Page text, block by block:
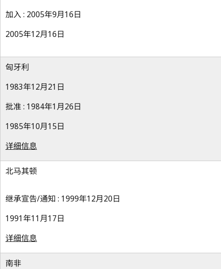
加入 : 2005年9月16日
2005年12月16日
匈牙利
1983年12月21日
批准 : 1984年1月26日
1985年10月15日
详细信息
北马其顿
继承宣告/通知 : 1999年12月20日
1991年11月17日
详细信息
南非